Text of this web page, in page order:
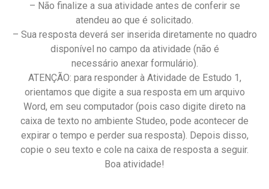
– Não finalize a sua atividade antes de conferir se
atendeu ao que é solicitado.
– Sua resposta deverá ser inserida diretamente no quadro
disponível no campo da atividade (não é
necessário anexar formulário).
ATENÇÃO: para responder à Atividade de Estudo 1,
orientamos que digite a sua resposta em um arquivo
Word, em seu computador (pois caso digite direto na
caixa de texto no ambiente Studeo, pode acontecer de
expirar o tempo e perder sua resposta). Depois disso,
copie o seu texto e cole na caixa de resposta a seguir.
Boa atividade!